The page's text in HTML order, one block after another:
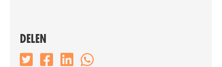
DELEN